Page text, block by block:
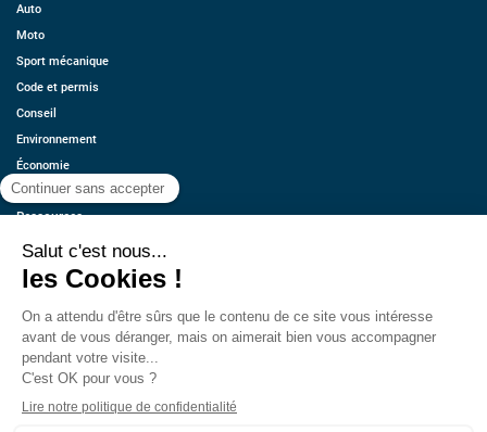
Auto
Moto
Sport mécanique
Code et permis
Conseil
Environnement
Économie
Offres d’emplois
Ressources
Contact
Qui sommes-nous ?
Mentions légales
CGU